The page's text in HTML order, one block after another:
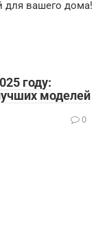
для вашего дома!
году:
моделей
0